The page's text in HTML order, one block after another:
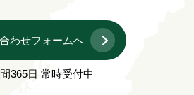
わせフォームへ
365日 常時受付中